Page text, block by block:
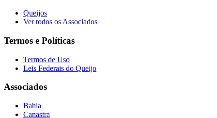
Queijos
Ver todos os Associados
Termos e Políticas
Termos de Uso
Leis Federais do Queijo
Associados
Bahia
Canastra